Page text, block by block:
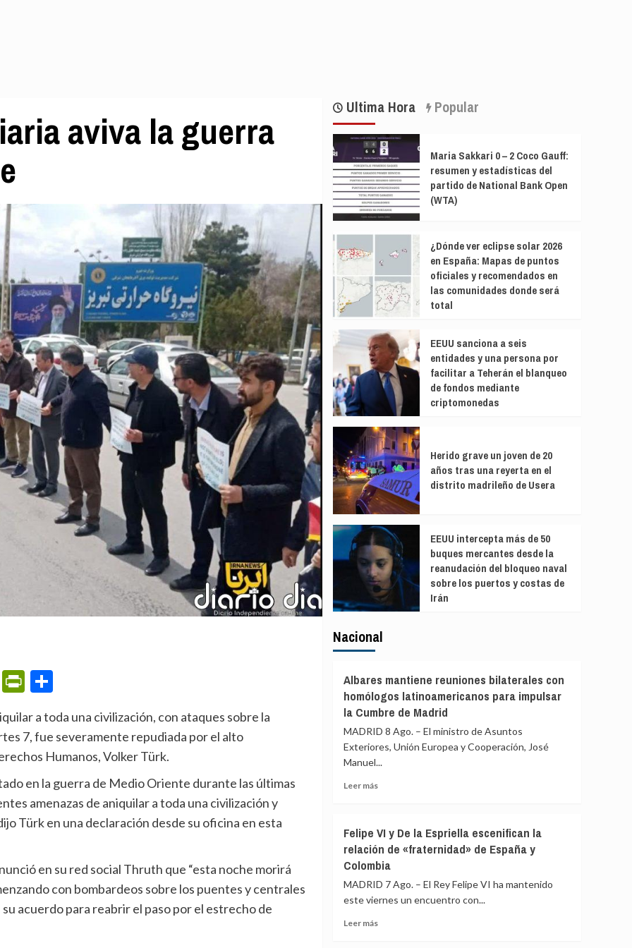
aviva la guerra
PrintFriendly
7, fue severamente repudiada porel alto
Humanos, Volker Türk.
amenazas de aniquilar a toda una civilización y
Türk en una declaración desde su oficina en esta
con bombardeos sobre los puentes y centrales
acuerdo para reabrir el paso por el estrecho de
Ultima Hora Popular
Maria Sakkari 0 – 2 Coco Gauff:
resumen y estadísticas del
partido de National Bank Open
(WTA)
¿Dónde ver eclipse solar 2026
en España: Mapas de puntos
oficiales y recomendados en
las comunidades donde será
total
EEUU sanciona a seis
entidades y una persona por
facilitar a Teherán el blanqueo
de fondos mediante
criptomonedas
Herido grave un joven de 20
años tras una reyerta en el
distrito madrileño de Usera
EEUU intercepta más de 50
buques mercantes desde la
reanudación del bloqueo naval
sobre los puertos y costas de
Irán
Nacional
Albares mantiene reuniones bilaterales con
homólogos latinoamericanos para impulsar
la Cumbre de Madrid
MADRID 8 Ago. – El ministro de Asuntos
Exteriores, Unión Europea y Cooperación, José
Manuel...
Leer másLeer
mantiene
reuniones
bilaterales
homólogos
latinoamericanos
Felipe VI y De la Espriella escenifican la
relación de «fraternidad» de España y
Colombia
MADRID 7 Ago. – El Rey Felipe VI ha mantenido
este viernes un encuentro con...
Leer másLeer